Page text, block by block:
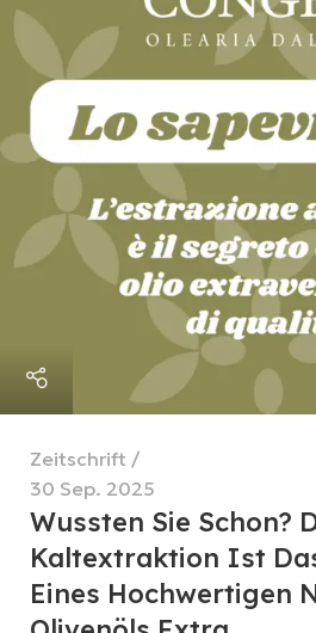
Zeitschrift
30 Sep. 2025
Wussten Sie Schon?
Kaltextraktion Ist
Eines Hochwertigen